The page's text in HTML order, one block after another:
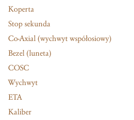
Koperta
Stop sekunda
Co-Axial (wychwyt współosiowy)
Bezel (luneta)
COSC
Wychwyt
ETA
Kaliber